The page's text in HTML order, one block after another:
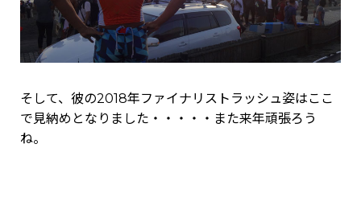
そして、彼の2018年ファイナリストラッシュ姿はここ
で見納めとなりました・・・・・また来年頑張ろう
ね。